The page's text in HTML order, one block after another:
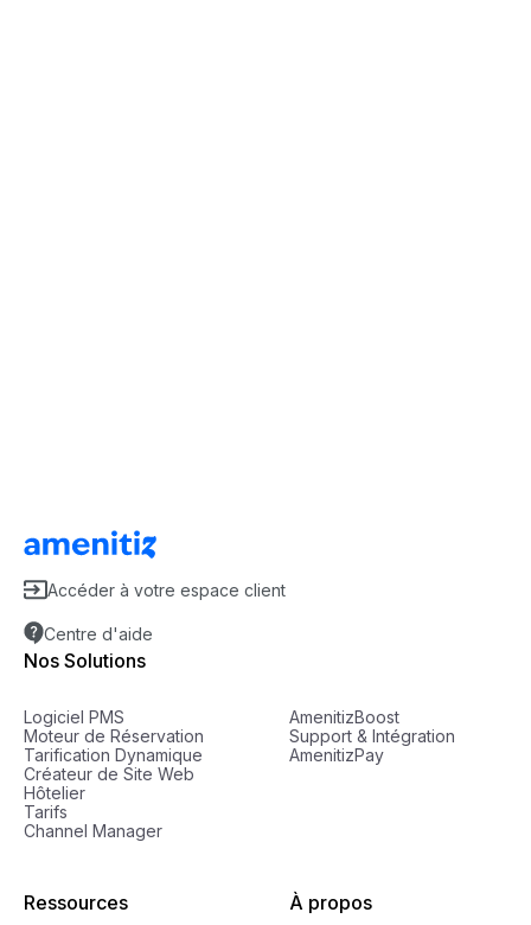
Accéder à votre espace client
Centre d'aide
Nos Solutions
Logiciel PMS
Moteur de Réservation
Tarification Dynamique
Créateur de Site Web
Hôtelier
Tarifs
Channel Manager
AmenitizBoost
Support & Intégration
AmenitizPay
Ressources À propos